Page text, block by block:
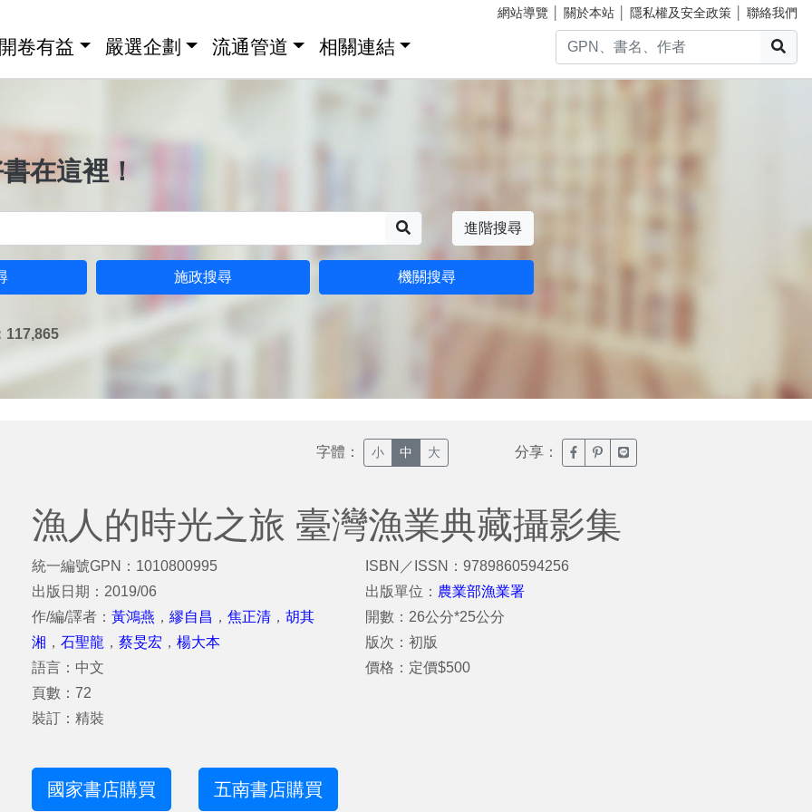
網站導覽 關於本站 隱私權及安全政策 聯絡我們
卷有益 嚴選企劃 流通管道 相關連結
在這裡！
進階搜尋
施政搜尋 機關搜尋
117,865
字體： 小 中 大 分享： 臉書分享(另開新視窗)
噗浪分享(另開新視窗)
Line分享(另開新視窗)
漁人的時光之旅 臺灣漁業典藏攝影集
統一編號GPN：1010800995
出版日期：2019/06
作/編/譯者： 黃鴻燕 ， 繆自昌 ， 焦正清 ， 胡其
湘 ， 石聖龍 ， 蔡旻宏 ， 楊大本
語言：中文
頁數：72
裝訂：精裝
ISBN／ISSN：9789860594256
出版單位： 農業部漁業署
開數：26公分*25公分
版次：初版
價格：定價$500
國家書店購買 五南書店購買